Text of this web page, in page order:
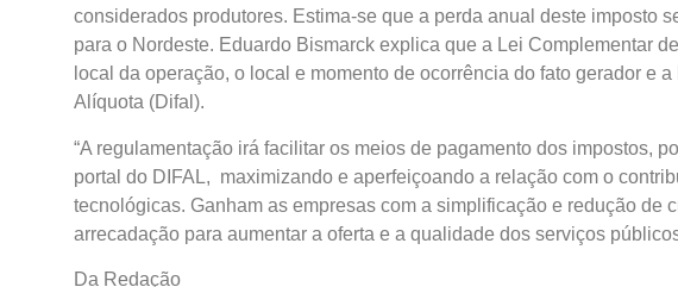
considerados produtores. Estima-se que a perda anual deste imposto
para o Nordeste. Eduardo Bismarck explica que a Lei Complementar
local da operação, o local e momento de ocorrência do fato gerador e
Alíquota (Difal).
“A regulamentação irá facilitar os meios de pagamento dos impostos,
portal do DIFAL, maximizando e aperfeiçoando a relação com o
tecnológicas. Ganham as empresas com a simplificação e redução de
arrecadação para aumentar a oferta e a qualidade dos serviços
Da Redação